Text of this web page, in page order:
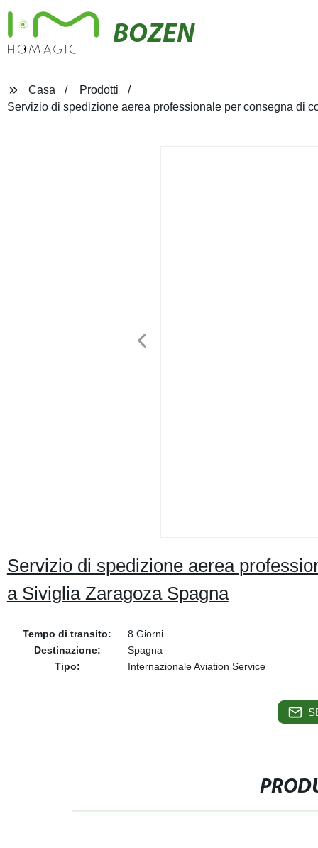
BOZEN
Casa
Prodotti
Servizio di spedizione aerea professionale per consegna di
Servizio di spedizione aerea
a Siviglia Zaragoza Spagna
Tempo di transito:
8 Giorni
Destinazione:
Spagna
Tipo:
Internazionale Aviation Service